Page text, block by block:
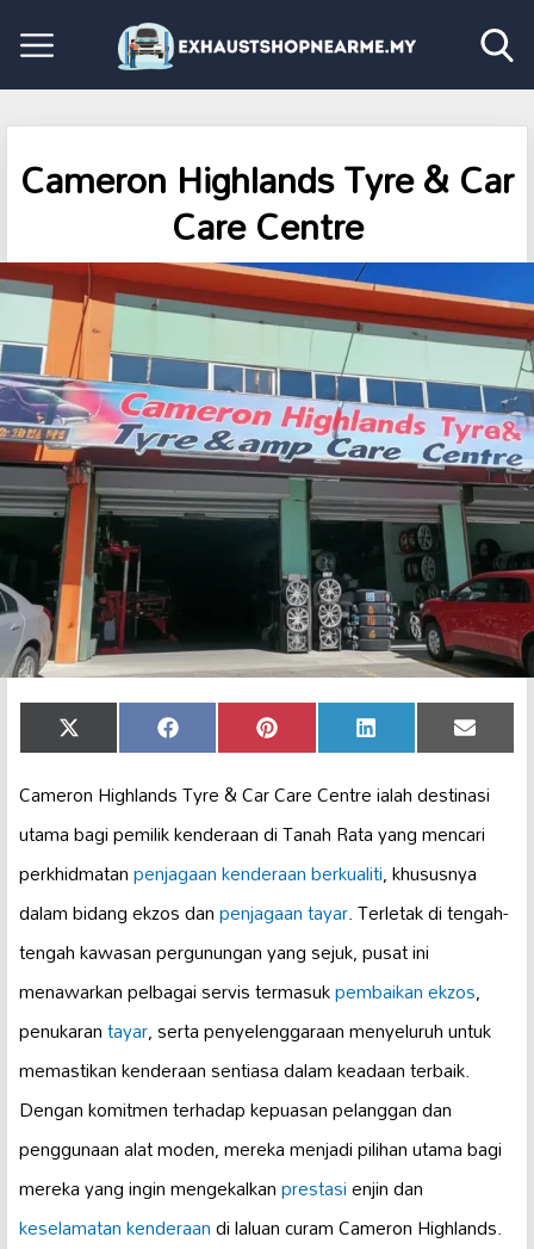
Cameron Highlands Tyre & Car
Care Centre
Share
on
X
(Twitter)
Share
on
Facebook Share
on
Pinterest Share
on
LinkedIn Share
on
Email
Cameron Highlands Tyre & Car Care Centre ialah destinasi
utama bagi pemilik kenderaan di Tanah Rata yang mencari
perkhidmatanpenjagaan kenderaanberkualiti, khususnya
dalam bidang ekzos danpenjagaan tayar. Terletak di tengah-
tengah kawasan pergunungan yang sejuk, pusat ini
menawarkan pelbagai servis termasukpembaikan ekzos,
penukarantayar, serta penyelenggaraan menyeluruh untuk
memastikan kenderaan sentiasa dalam keadaan terbaik.
Dengan komitmen terhadap kepuasan pelanggan dan
penggunaan alat moden, mereka menjadi pilihan utama bagi
mereka yang ingin mengekalkanprestasienjin dan
keselamatan kenderaandi laluan curam Cameron Highlands.